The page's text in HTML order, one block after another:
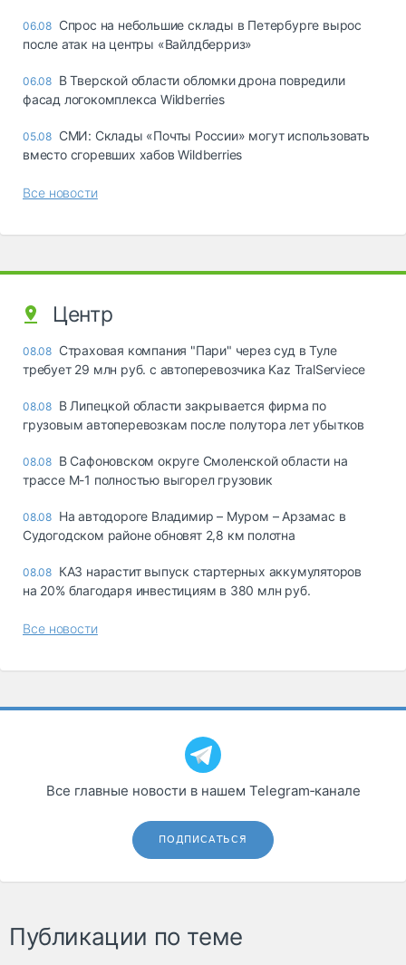
06.08 Спрос на небольшие склады в Петербурге вырос
после атак на центры «Вайлдберриз»
06.08 В Тверской области обломки дрона повредили
фасад логокомплекса Wildberries
05.08 СМИ: Склады «Почты России» могут использовать
вместо сгоревших хабов Wildberries
Все новости
Центр
08.08 Страховая компания "Пари" через суд в Туле
требует 29 млн руб. с автоперевозчика Kaz TralServiece
08.08 В Липецкой области закрывается фирма по
грузовым автоперевозкам после полутора лет убытков
08.08 В Сафоновском округе Смоленской области на
трассе М-1 полностью выгорел грузовик
08.08 На автодороге Владимир – Муром – Арзамас в
Судогодском районе обновят 2,8 км полотна
08.08 КАЗ нарастит выпуск стартерных аккумуляторов
на 20% благодаря инвестициям в 380 млн руб.
Все новости
Все главные новости в нашем Telegram‑канале
ПОДПИСАТЬСЯ
Публикации по теме